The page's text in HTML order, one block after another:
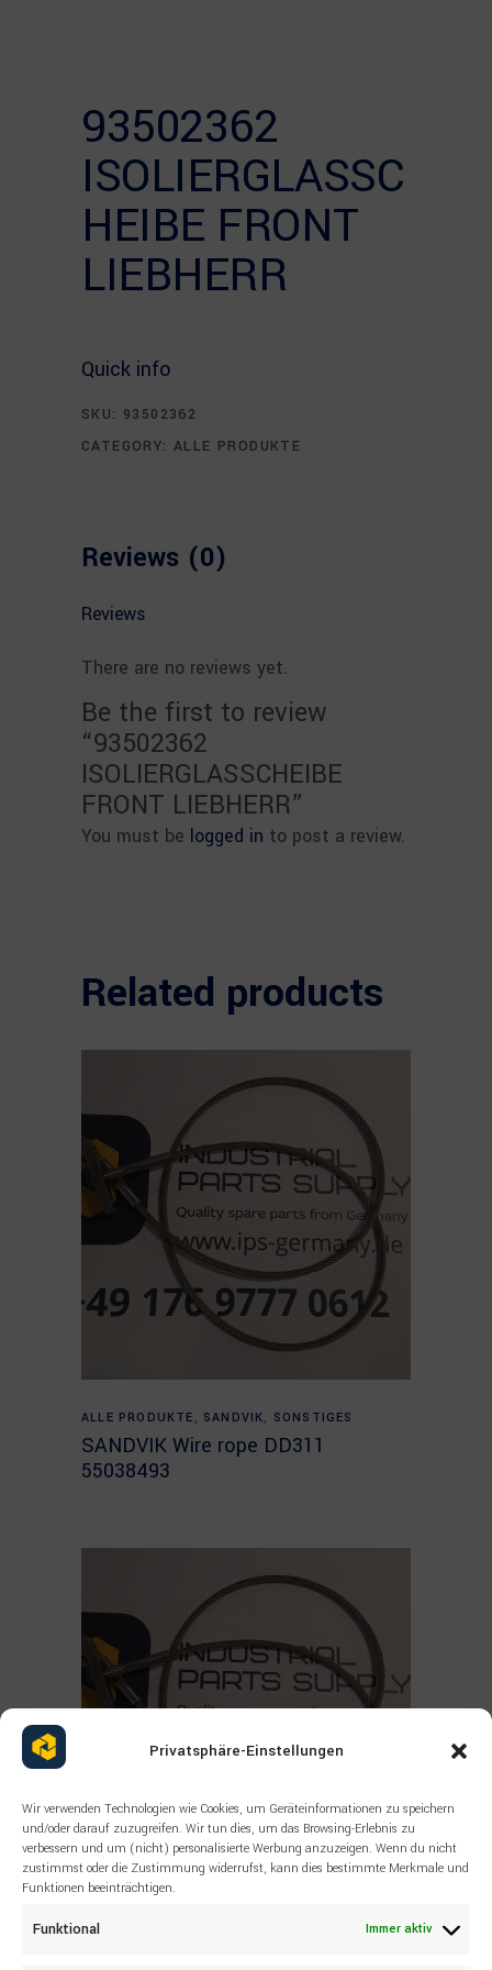
Privatsphäre-Einstellungen
Wir verwenden Technologien wie Cookies, um Geräteinformationen zu speichern
und/oder darauf zuzugreifen. Wir tun dies, um das Browsing-Erlebnis zu
verbessern und um (nicht) personalisierte Werbung anzuzeigen. Wenn du nicht
zustimmst oder die Zustimmung widerrufst, kann dies bestimmte Merkmale und
Funktionen beeinträchtigen.
Funktional Immer aktiv
93502362
ISOLIERGLASSC
HEIBE FRONT
LIEBHERR
Quick info
SKU: 93502362
CATEGORY:ALLE PRODUKTE
Reviews (0)
Reviews
There are no reviews yet.
Be the first to review
“93502362
ISOLIERGLASSCHEIBE
FRONT LIEBHERR”
You must be logged in to post a review.
Related products
Read more
ALLE PRODUKTE , SANDVIK, SONSTIGES
SANDVIK Wire rope DD311
55038493
55043531 SANDVIK Wire rope